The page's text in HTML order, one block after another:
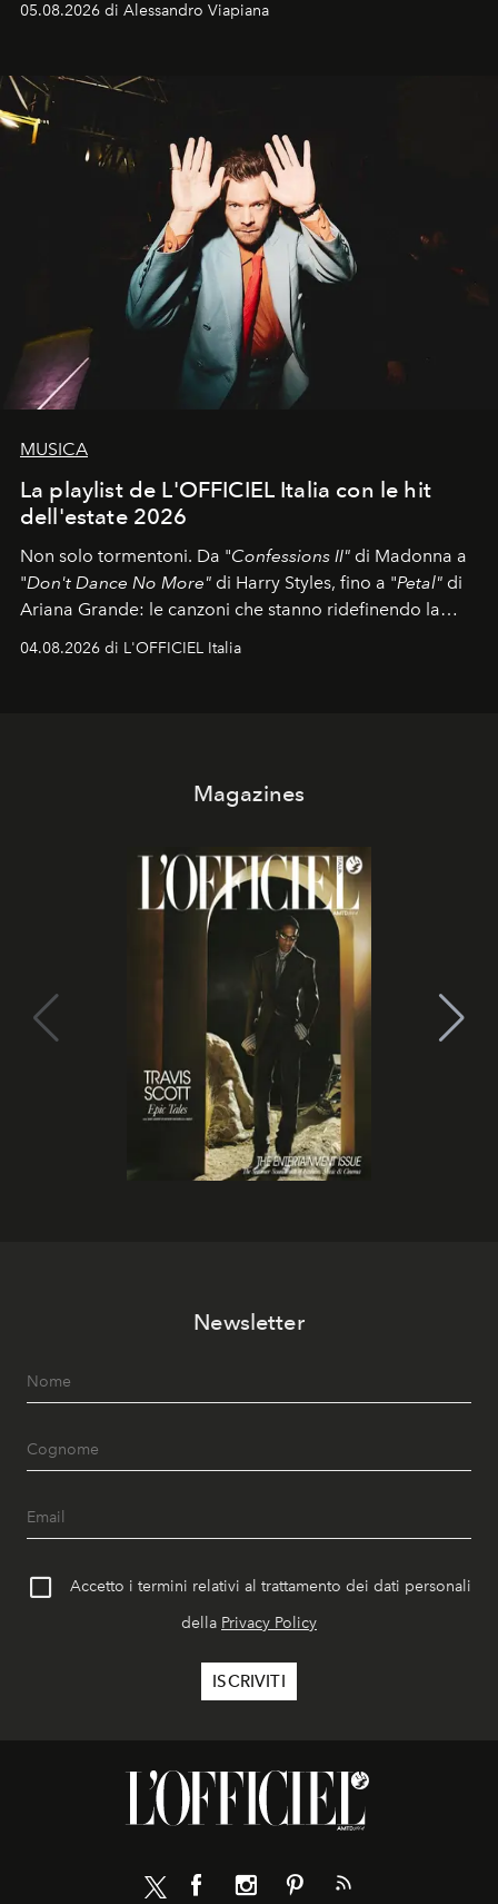
05.08.2026 di Alessandro Viapiana
MUSICA
La playlist de L'OFFICIEL Italia con le hit
dell'estate 2026
Non solo tormentoni. Da "Confessions II" di Madonna a
"Don't Dance No More" di Harry Styles, fino a "Petal" di
Ariana Grande: le canzoni che stanno ridefinendo la
colonna sonora della stagione.
04.08.2026 di L'OFFICIEL Italia
Magazines
Newsletter
Accetto i termini relativi al trattamento dei dati personali
della Privacy Policy